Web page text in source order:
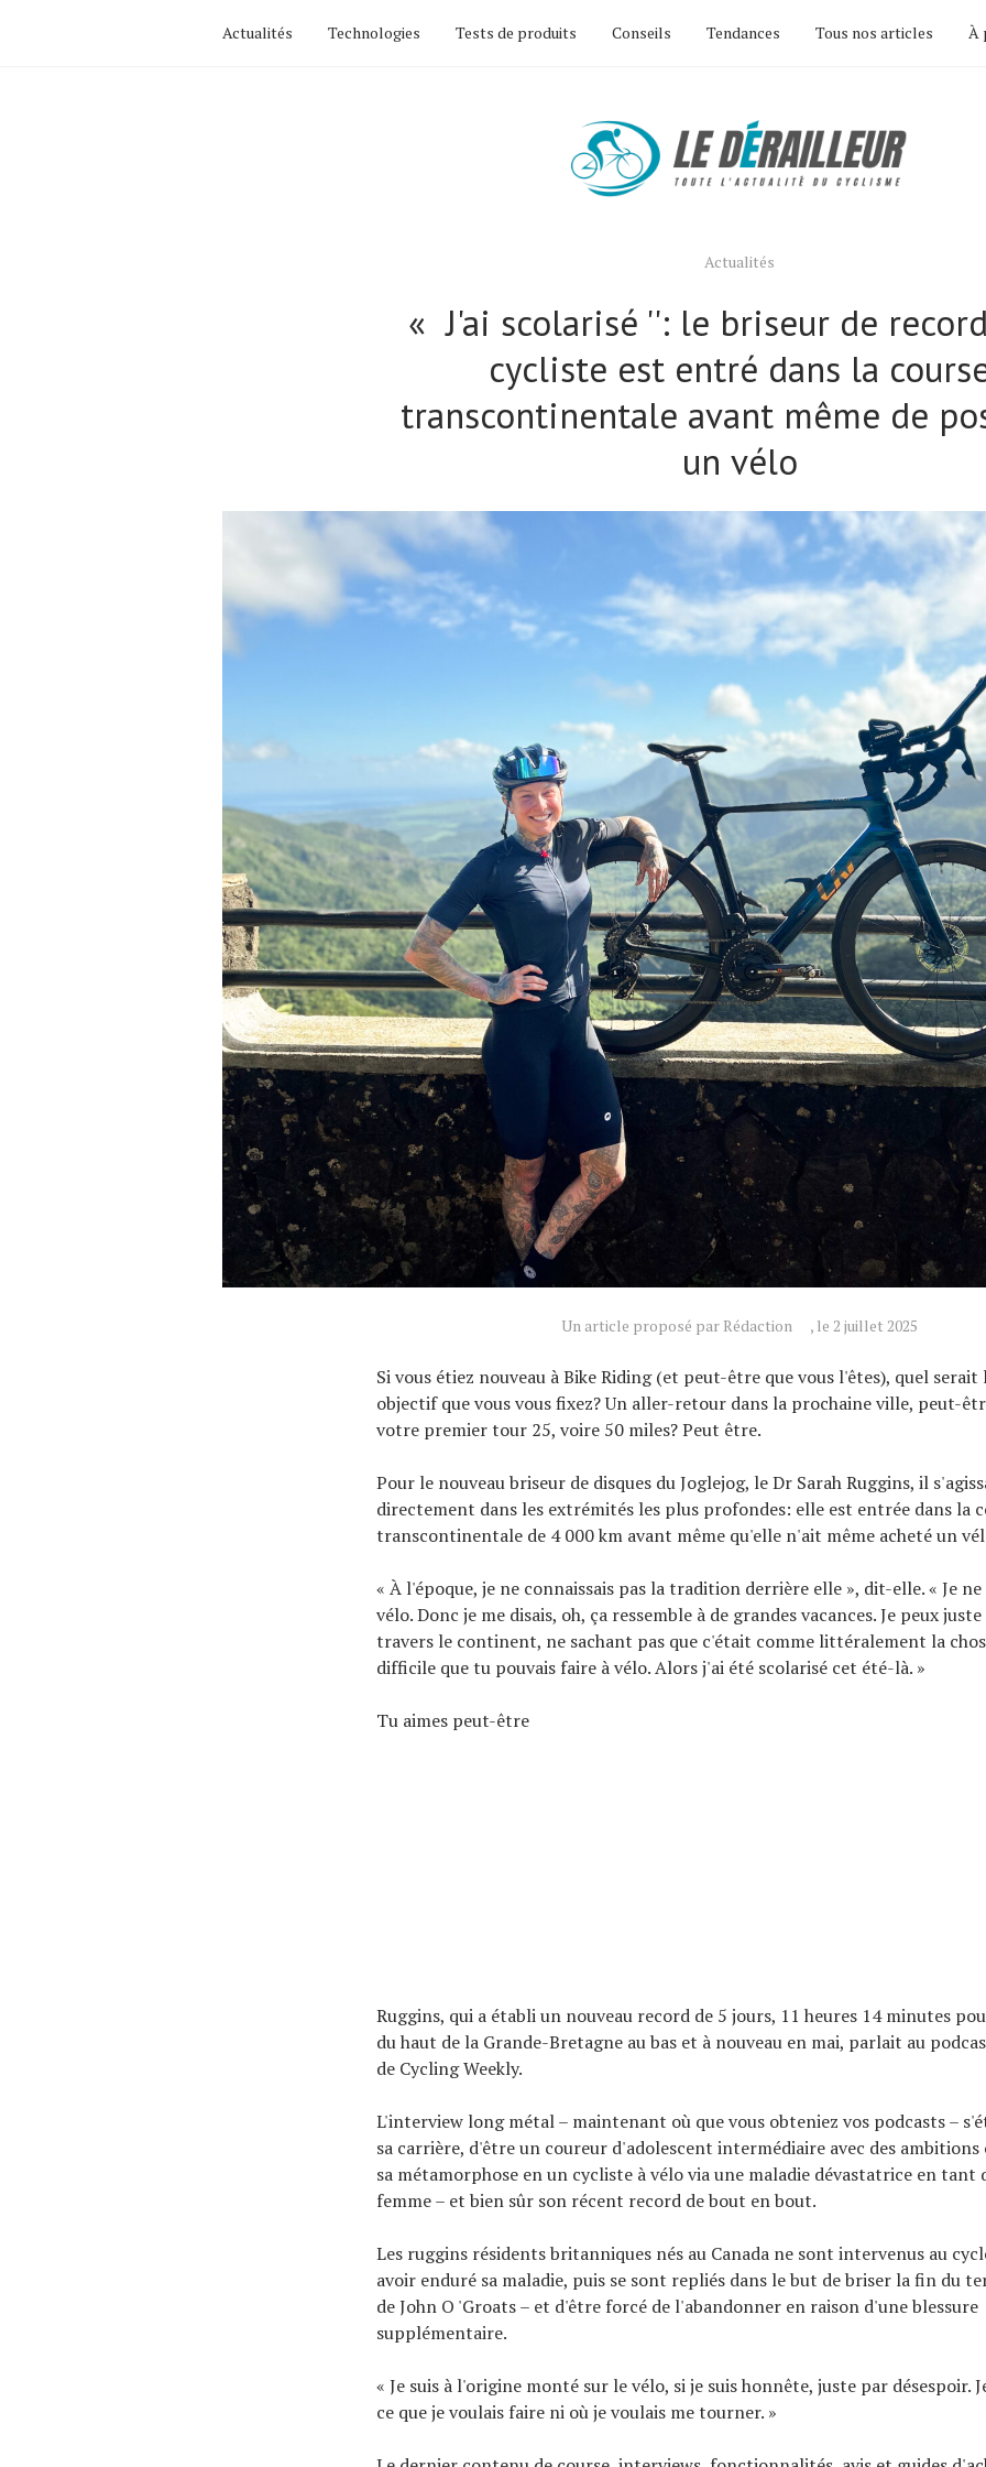
Actualités Technologies Tests de produits Conseils Tendances Tous nos articles À
Actualités
« J'ai scolarisé '': le briseur de
cycliste est entré dans la
transcontinentale avant même de
un vélo
Un article proposé par Rédaction , le 2 juillet 2025
Si vous étiez nouveau à Bike Riding (et peut-être que vous l'êtes), quel
objectif que vous vous fixez? Un aller-retour dans la prochaine ville, peut-
votre premier tour 25, voire 50 miles? Peut être.
Pour le nouveau briseur de disques du Joglejog, le Dr Sarah Ruggins, il
directement dans les extrémités les plus profondes: elle est entrée dans la
transcontinentale de 4 000 km avant même qu'elle n'ait même acheté un
« À l'époque, je ne connaissais pas la tradition derrière elle », dit-elle. « Je ne
vélo. Donc je me disais, oh, ça ressemble à de grandes vacances. Je peux
travers le continent, ne sachant pas que c'était comme littéralement la
difficile que tu pouvais faire à vélo. Alors j'ai été scolarisé cet été-là. »
Tu aimes peut-être
Ruggins, qui a établi un nouveau record de 5 jours, 11 heures 14 minutes
du haut de la Grande-Bretagne au bas et à nouveau en mai, parlait au
de Cycling Weekly.
L'interview long métal – maintenant où que vous obteniez vos podcasts –
sa carrière, d'être un coureur d'adolescent intermédiaire avec des ambitions
sa métamorphose en un cycliste à vélo via une maladie dévastatrice en tant
femme – et bien sûr son récent record de bout en bout.
Les ruggins résidents britanniques nés au Canada ne sont intervenus au
avoir enduré sa maladie, puis se sont repliés dans le but de briser la fin du
de John O 'Groats – et d'être forcé de l'abandonner en raison d'une blessure
supplémentaire.
« Je suis à l'origine monté sur le vélo, si je suis honnête, juste par désespoir.
ce que je voulais faire ni où je voulais me tourner. »